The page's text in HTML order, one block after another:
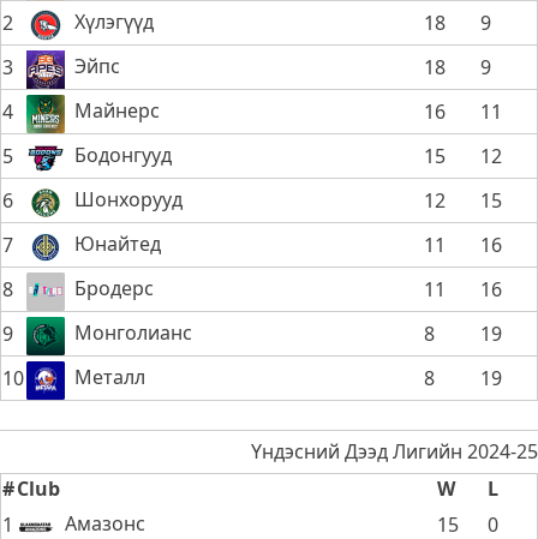
2
Хүлэгүүд 18
9
3
Эйпс 18
9
4
Майнерс 16
11
5
Бодонгууд 15
12
6
Шонхорууд 12
15
7
Юнайтед 11
16
8
Бродерс 11
16
9
Монголианс 8
19
10
Металл 8 19
Үндэсний Дээд Лигийн 2024-25
#Club W
L
1
Амазонс 15
0